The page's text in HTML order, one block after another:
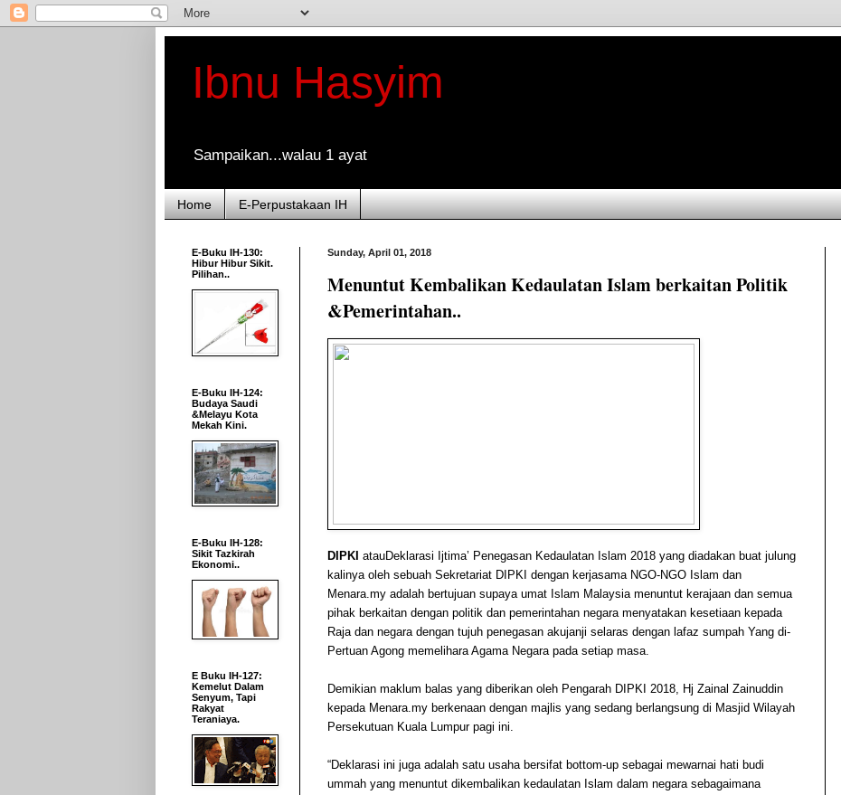
Ibnu Hasyim
Sampaikan...walau 1 ayat
Home E-Perpustakaan IH
Sunday, April 01, 2018
Menuntut Kembalikan Kedaulatan Islam berkaitan Politik
&Pemerintahan..
DIPKI atauDeklarasi Ijtima’ Penegasan Kedaulatan Islam 2018 yang diadakan buat julung
kalinya oleh sebuah Sekretariat DIPKI dengan kerjasama NGO-NGO Islam dan
Menara.my adalah bertujuan supaya umat Islam Malaysia menuntut kerajaan dan semua
pihak berkaitan dengan politik dan pemerintahan negara menyatakan kesetiaan kepada
Raja dan negara dengan tujuh penegasan akujanji selaras dengan lafaz sumpah Yang di-
Pertuan Agong memelihara Agama Negara pada setiap masa.
Demikian maklum balas yang diberikan oleh Pengarah DIPKI 2018, Hj Zainal Zainuddin
kepada Menara.my berkenaan dengan majlis yang sedang berlangsung di Masjid Wilayah
Persekutuan Kuala Lumpur pagi ini.
“Deklarasi ini juga adalah satu usaha bersifat bottom-up sebagai mewarnai hati budi
ummah yang menuntut dikembalikan kedaulatan Islam dalam negara sebagaimana
E-Buku IH-130:
Hibur Hibur Sikit.
Pilihan..
E-Buku IH-124:
Budaya Saudi
&Melayu Kota
Mekah Kini.
E-Buku IH-128:
Sikit Tazkirah
Ekonomi..
E Buku IH-127:
Kemelut Dalam
Senyum, Tapi
Rakyat
Teraniaya.